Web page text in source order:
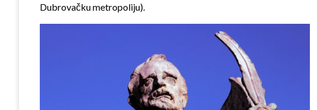
Dubrovačku metropoliju).